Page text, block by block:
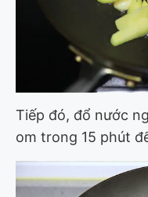
Tiếp đó, đổ nước
om trong 15 phút